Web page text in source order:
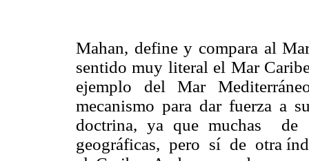
Mahan, define y compara al
sentido muy literal el Mar
ejemplo del Mar
mecanismo para dar fuerza a
doctrina, ya que muchas
geográficas, pero sí de otra